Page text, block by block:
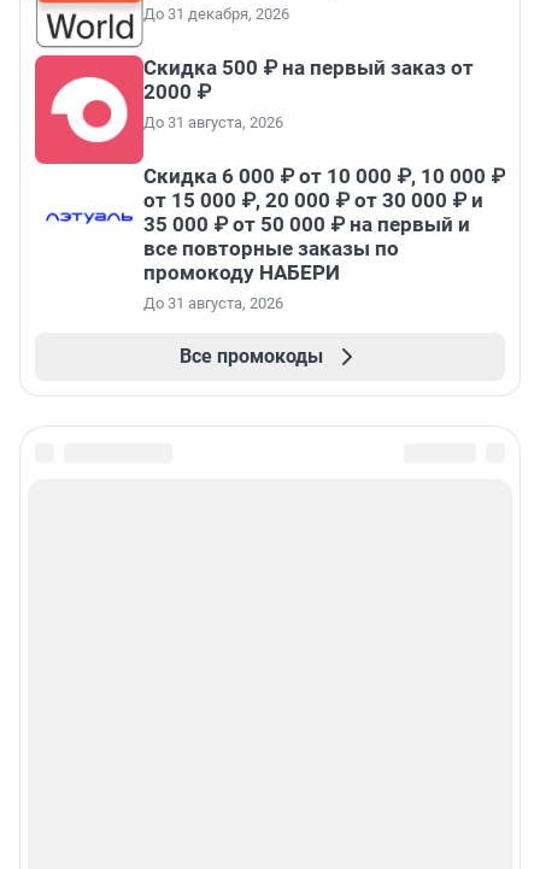
До 31 декабря, 2026
Скидка 500 ₽ на первый заказ от
2000 ₽
До 31 августа, 2026
Скидка 6 000 ₽ от 10 000 ₽, 10 000 ₽
от 15 000 ₽, 20 000 ₽ от 30 000 ₽ и
35 000 ₽ от 50 000 ₽ на первый и
все повторные заказы по
промокоду НАБЕРИ
До 31 августа, 2026
Все промокоды